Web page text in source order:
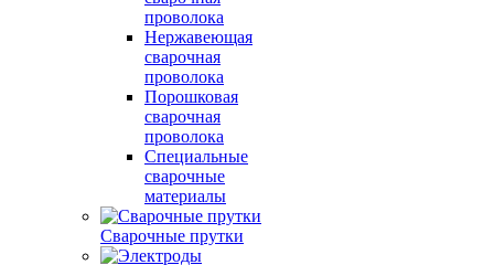
проволока
Нержавеющая
сварочная
проволока
Порошковая
сварочная
проволока
Специальные
сварочные
материалы
Сварочные прутки